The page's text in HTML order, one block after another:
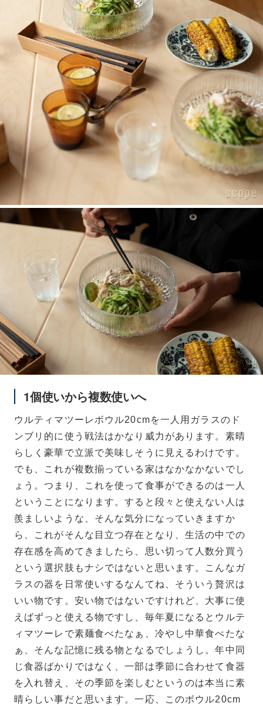
1個使いから複数使いへ
ウルティマツーレボウル20cmを一人用ガラスのド
ンブリ的に使う戦法はかなり威力があります。素晴
らしく豪華で立派で美味しそうに見えるわけです。
でも、これが複数揃っている家はなかなかないでし
ょう。つまり、これを使って食事ができるのは一人
ということになります。すると段々と使えない人は
羨ましいような、そんな気分になっていきますか
ら、これがそんな目立つ存在となり、生活の中での
存在感を高めてきましたら、思い切って人数分買う
という選択肢もナシではないと思います。こんなガ
ラスの器を日常使いするなんてね、そういう贅沢は
いい物です。安い物ではないですけれど、大事に使
えばずっと使える物ですし、毎年夏になるとウルテ
ィマツーレで素麺食べたなぁ、冷やし中華食べたな
ぁ、そんな記憶に残る物となるでしょうし。年中同
じ食器ばかりではなく、一部は季節に合わせて食器
を入れ替え、その季節を楽しむというのは本当に素
晴らしい事だと思います。一応、このボウル20cm